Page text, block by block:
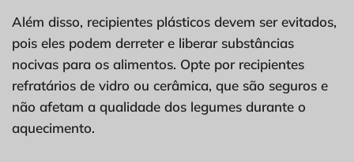
Além disso, recipientes plásticos devem ser evitados,
pois eles podem derreter e liberar substâncias
nocivas para os alimentos. Opte por recipientes
refratários de vidro ou cerâmica, que são seguros e
não afetam a qualidade dos legumes durante o
aquecimento.